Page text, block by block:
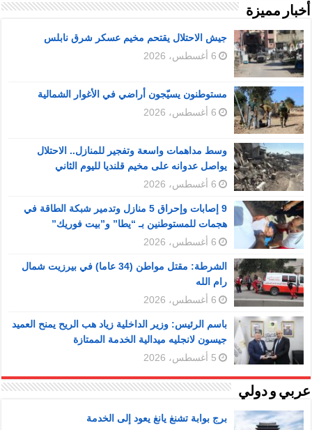
أخبار مميزة
جيش الاحتلال يقتحم مخيم عسكر شرق نابلس
6 أغسطس، 2026
مستوطنون يسيّجون أراضي في الأغوار الشمالية
6 أغسطس، 2026
وسط مداهمات واسعة وتفجير للمنازل.. الاحتلال
يواصل عدوانه على مخيم قلنديا لليوم الثاني
6 أغسطس، 2026
9 إصابات وإحراق 5 منازل وتدمير شبكة الطاقة في
هجمات للمستوطنين بـ “يطا” و”بيت فوريك”
6 أغسطس، 2026
الشرطة: مقتل مواطن (34 عاما) في بيرزيت شمال
رام الله
6 أغسطس، 2026
باسم الرئيس: وزير الداخلية زياد هب الريح يمنح العميد
جيسون لانجليه ميدالية الخدمة الممتازة
5 أغسطس، 2026
عربي و دولي
برج بوابة تشنغ يانغ يعود إلى الخدمة